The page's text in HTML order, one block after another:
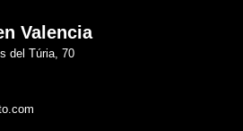
Valencia
del Túria, 70